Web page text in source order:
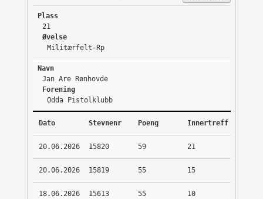
Plass
21
Øvelse
Militærfelt-Rp
Navn
Jan Are Rønhovde
Forening
Odda Pistolklubb
Dato Stevnenr Poeng Innertreff
20.06.2026 15820 59 21
20.06.2026 15819 55 15
18.06.2026 15613 55 10